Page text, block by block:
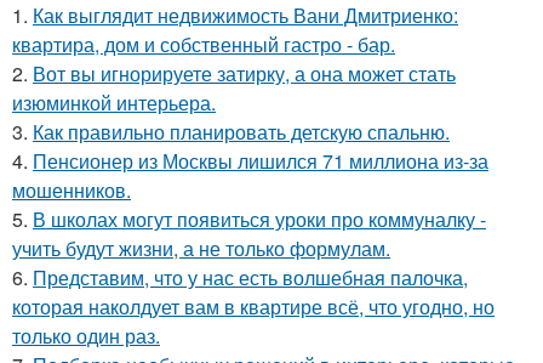
1. Как выглядит недвижимость Вани Дмитриенко:
квартира, дом и собственный гастро - бар.
2. Вот вы игнорируете затирку, а она может стать
изюминкой интерьера.
3. Как правильно планировать детскую спальню.
4. Пенсионер из Москвы лишился 71 миллиона из-за
мошенников.
5. В школах могут появиться уроки про коммуналку -
учить будут жизни, а не только формулам.
6. Представим, что у нас есть волшебная палочка,
которая наколдует вам в квартире всё, что угодно, но
только один раз.